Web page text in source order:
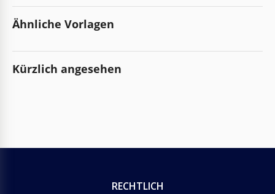
Ähnliche Vorlagen
Kürzlich angesehen
RECHTLICH